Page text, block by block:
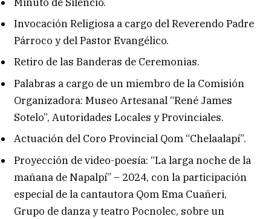
Invocación Religiosa a cargo del Reverendo Padre
Párroco y del Pastor Evangélico.
Retiro de las Banderas de Ceremonias.
Palabras a cargo de un miembro de la Comisión
Organizadora: Museo Artesanal “René James
Sotelo”, Autoridades Locales y Provinciales.
Actuación del Coro Provincial Qom “Chelaalapí”.
Proyección de video-poesía: “La larga noche de la
mañana de Napalpí” – 2024, con la participación
especial de la cantautora Qom Ema Cuañeri,
Grupo de danza y teatro Pocnolec, sobre un